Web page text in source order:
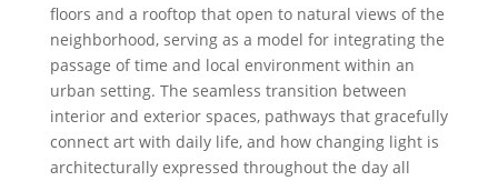
floors and a rooftop that open to natural views of the
neighborhood, serving as a model for integrating the
passage of time and local environment within an
urban setting. The seamless transition between
interior and exterior spaces, pathways that gracefully
connect art with daily life, and how changing light is
architecturally expressed throughout the day all